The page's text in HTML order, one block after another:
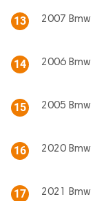
13 2007 Bmw
14 2006 Bmw
15 2005 Bmw
16 2020 Bmw
17 2021 Bmw